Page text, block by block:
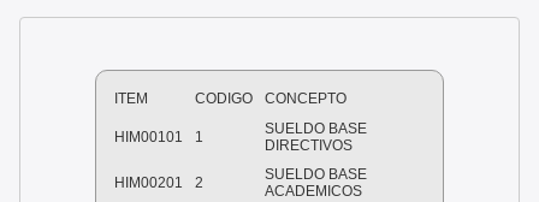
ITEM CODIGO CONCEPTO
HIM00101 1
SUELDO BASE
DIRECTIVOS
HIM00201 2
SUELDO BASE
ACADEMICOS